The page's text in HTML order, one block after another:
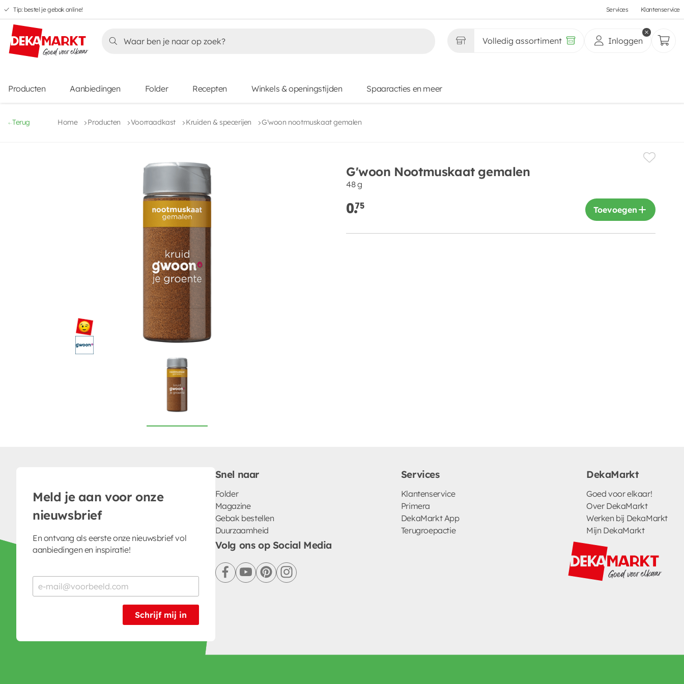
Overslaan
naar
hoofdnavigatie
Overslaan
naar
hoofdinhoud
Overslaan
naar
voettekstinhoud
Overslaan
naar
aanbiedingen
Tip: bestel je gebak online! Services Klantenservice
Volledig assortiment Inloggen
Producten Aanbiedingen Folder Recepten Winkels & openingstijden Spaaracties en meer
Terug Home Producten Voorraadkast Kruiden & specerijen G'woon nootmuskaat gemalen
G'woon Nootmuskaat gemalen
48 g
0.75 Toevoegen
Meld je aan voor onze
nieuwsbrief
En ontvang als eerste onze nieuwsbrief vol
aanbiedingen en inspiratie!
Schrijf mij in
Snel naar
Folder
Magazine
Gebak bestellen
Duurzaamheid
Services
Klantenservice
Primera
DekaMarkt App
Terugroepactie
DekaMarkt
Goed voor elkaar!
Over DekaMarkt
Werken bij DekaMarkt
Mijn DekaMarkt
Volg ons op Social Media
facebookyoutubepinterestinstagram